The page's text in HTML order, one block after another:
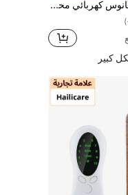
AOYI 1 قطعة فانوس كهربائي محمول قابل للشحن 500 ملي أمبير مع إضاءة ليد قابلة للتعديل بثلاث درجات، مروحة مصغرة على شكل أذن القطة للخارج
كبير